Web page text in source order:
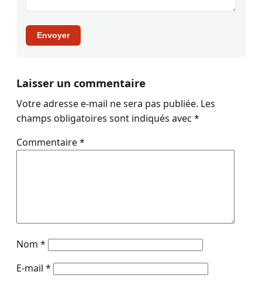
Envoyer
Laisser un commentaire
Votre adresse e-mail ne sera pas publiée. Les
champs obligatoires sont indiqués avec *
Commentaire*
Nom *
E-mail *